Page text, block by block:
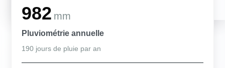
982 mm
Pluviométrie annuelle
190 jours de pluie par an